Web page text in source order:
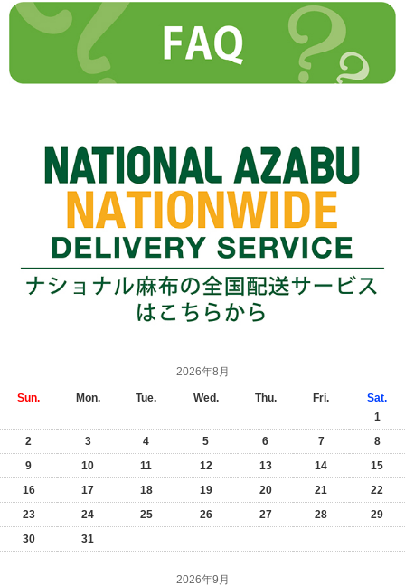
2026年8月
Sun. Mon. Tue. Wed. Thu. Fri.
Sat.
1
2
3 4 5 6 7
8
9
10 11 12 13 14
15
16
17 18 19 20 21
22
23
24 25 26 27 28
29
30
31
2026年9月